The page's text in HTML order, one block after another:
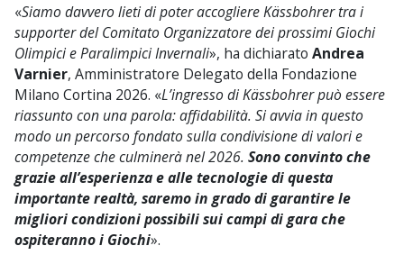
«Siamo davvero lieti di poter accogliere Kässbohrer tra i
supporter del Comitato Organizzatore dei prossimi Giochi
Olimpici e Paralimpici Invernali», ha dichiarato Andrea
Varnier, Amministratore Delegato della Fondazione
Milano Cortina 2026. «L’ingresso di Kässbohrer può essere
riassunto con una parola: affidabilità. Si avvia in questo
modo un percorso fondato sulla condivisione di valori e
competenze che culminerà nel 2026. Sono convinto che
grazie all’esperienza e alle tecnologie di questa
importante realtà, saremo in grado di garantire le
migliori condizioni possibili sui campi di gara che
ospiteranno i Giochi».